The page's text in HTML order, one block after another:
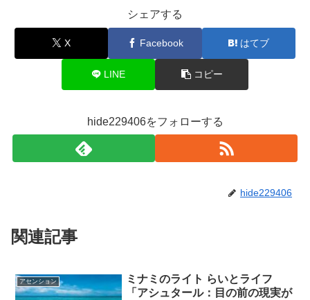
シェアする
X Facebook はてブ
LINE コピー
hide229406をフォローする
hide229406
関連記事
アセンション
ミナミのライト らいとライフ
「アシュタール：目の前の現実が